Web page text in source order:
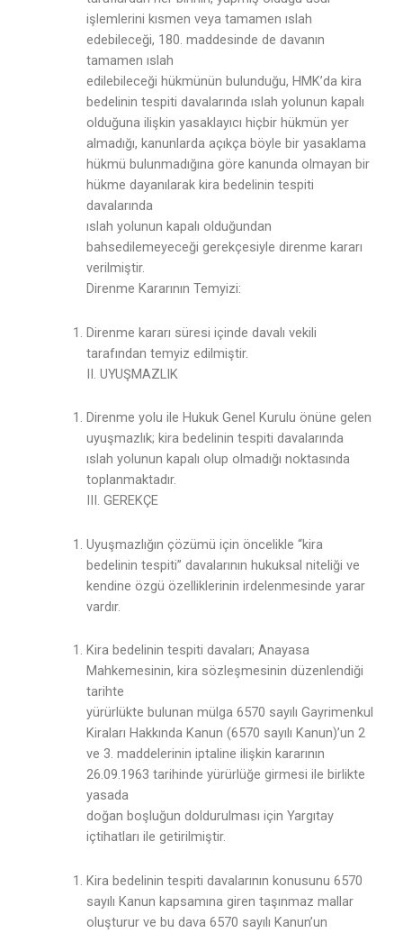
işlemlerini kısmen veya tamamen ıslah
edebileceği, 180. maddesinde de davanın
tamamen ıslah
edilebileceği hükmünün bulunduğu, HMK’da kira
bedelinin tespiti davalarında ıslah yolunun kapalı
olduğuna ilişkin yasaklayıcı hiçbir hükmün yer
almadığı, kanunlarda açıkça böyle bir yasaklama
hükmü bulunmadığına göre kanunda olmayan bir
hükme dayanılarak kira bedelinin tespiti
davalarında
ıslah yolunun kapalı olduğundan
bahsedilemeyeceği gerekçesiyle direnme kararı
verilmiştir.
Direnme Kararının Temyizi:
Direnme kararı süresi içinde davalı vekili
tarafından temyiz edilmiştir.
II. UYUŞMAZLIK
Direnme yolu ile Hukuk Genel Kurulu önüne gelen
uyuşmazlık; kira bedelinin tespiti davalarında
ıslah yolunun kapalı olup olmadığı noktasında
toplanmaktadır.
III. GEREKÇE
Uyuşmazlığın çözümü için öncelikle “kira
bedelinin tespiti” davalarının hukuksal niteliği ve
kendine özgü özelliklerinin irdelenmesinde yarar
vardır.
Kira bedelinin tespiti davaları; Anayasa
Mahkemesinin, kira sözleşmesinin düzenlendiği
tarihte
yürürlükte bulunan mülga 6570 sayılı Gayrimenkul
Kiraları Hakkında Kanun (6570 sayılı Kanun)’un 2
ve 3. maddelerinin iptaline ilişkin kararının
26.09.1963 tarihinde yürürlüğe girmesi ile birlikte
yasada
doğan boşluğun doldurulması için Yargıtay
içtihatları ile getirilmiştir.
Kira bedelinin tespiti davalarının konusunu 6570
sayılı Kanun kapsamına giren taşınmaz mallar
oluşturur ve bu dava 6570 sayılı Kanun’un